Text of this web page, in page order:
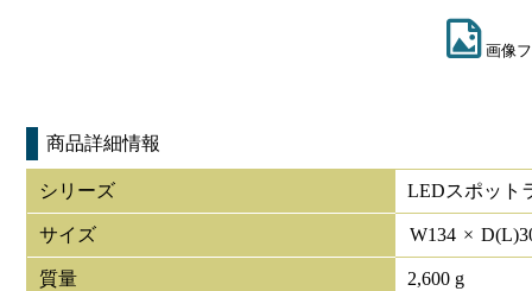
画像
商品詳細情報
シリーズ LEDスポット
サイズ W134 × D(L)
質量 2,600 g